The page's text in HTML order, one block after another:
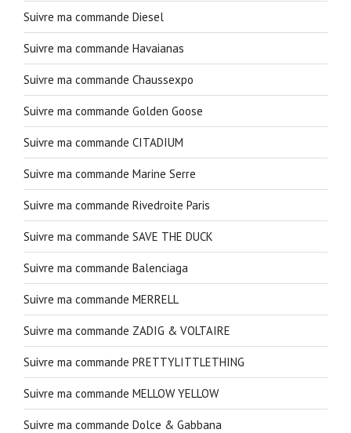
Suivre ma commande Diesel
Suivre ma commande Havaianas
Suivre ma commande Chaussexpo
Suivre ma commande Golden Goose
Suivre ma commande CITADIUM
Suivre ma commande Marine Serre
Suivre ma commande Rivedroite Paris
Suivre ma commande SAVE THE DUCK
Suivre ma commande Balenciaga
Suivre ma commande MERRELL
Suivre ma commande ZADIG & VOLTAIRE
Suivre ma commande PRETTYLITTLETHING
Suivre ma commande MELLOW YELLOW
Suivre ma commande Dolce & Gabbana